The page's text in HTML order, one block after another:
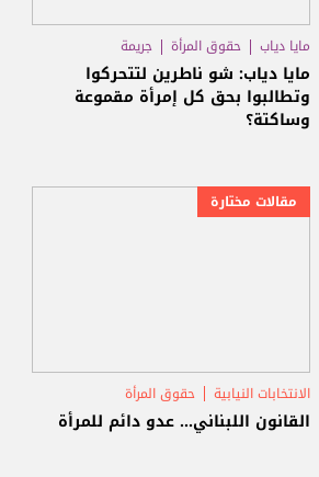
مايا دياب حقوق المرأة جريمة
مايا دياب: شو ناطرين لتتحركوا
وتطالبوا بحق كل إمرأة مقموعة
وساكتة؟
مقالات مختارة
الانتخابات النيابية حقوق المرأة
القانون اللبناني... عدو دائم للمرأة